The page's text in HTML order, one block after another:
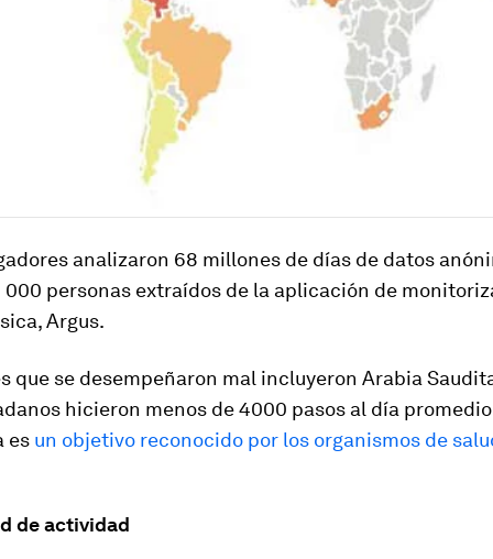
analizaron 68 millones de días de datos
000 personas extraídos de la aplicación de
Argus.
que se desempeñaron mal incluyeron Arabia
hicieron menos de 4000 pasos al día promedio
es un objetivo reconocido por los organismos de
de actividad